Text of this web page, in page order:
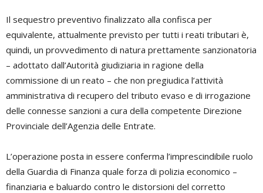
Il sequestro preventivo finalizzato alla confisca per
equivalente, attualmente previsto per tutti i reati tributari è,
quindi, un provvedimento di natura prettamente sanzionatoria
– adottato dall’Autorità giudiziaria in ragione della
commissione di un reato – che non pregiudica l’attività
amministrativa di recupero del tributo evaso e di irrogazione
delle connesse sanzioni a cura della competente Direzione
Provinciale dell’Agenzia delle Entrate.
L’operazione posta in essere conferma l’imprescindibile ruolo
della Guardia di Finanza quale forza di polizia economico –
finanziaria e baluardo contro le distorsioni del corretto